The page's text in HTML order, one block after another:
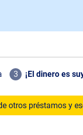
3 ¡El dinero es
otros préstamos y